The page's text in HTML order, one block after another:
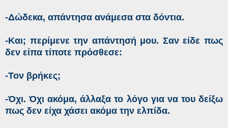
-Δώδεκα, απάντησα ανάμεσα στα δόντια.
-Και; περίμενε την απάντησή μου. Σαν είδε πως
δεν είπα τίποτε πρόσθεσε:
-Τον βρήκες;
-Όχι. Όχι ακόμα, άλλαξα το λόγο για να του δείξω
πως δεν είχα χάσει ακόμα την ελπίδα.